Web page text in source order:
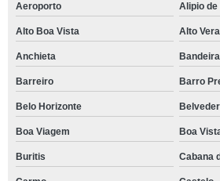
Aeroporto Alipio de
Alto Boa Vista Alto
Anchieta
Barreiro Barro
Belo Horizonte
Boa Viagem Boa
Buritis Cabana